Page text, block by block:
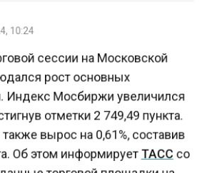
рост основных
Индекс Мосбиржи увеличился
отметки 2 749,49 пункта.
вырос на 0,61%, составив
Об этом информирует
торговой площадки на